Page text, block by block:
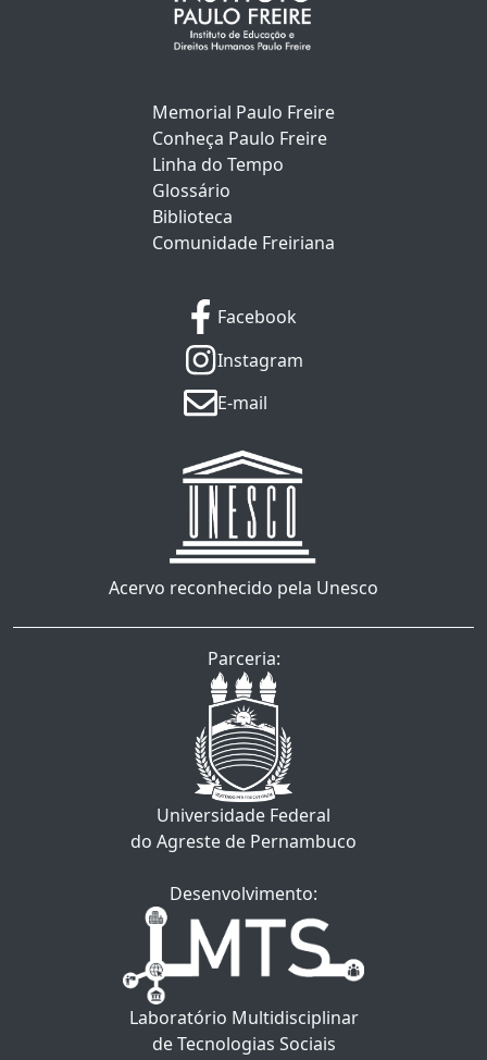
Memorial Paulo Freire
Conheça Paulo Freire
Linha do Tempo
Glossário
Biblioteca
Comunidade Freiriana
Facebook
Instagram
E-mail
Acervo reconhecido pela Unesco
Parceria:
Universidade Federal
do Agreste de Pernambuco
Desenvolvimento:
Laboratório Multidisciplinar
de Tecnologias Sociais